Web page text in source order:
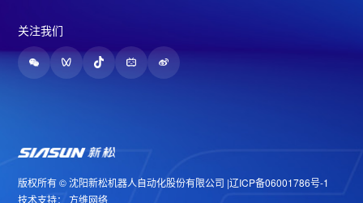
版权所有 © 沈阳新松机器人自动化股份有限公司 |辽ICP备06001786号-1
技术支持：
方维网络
关注我们